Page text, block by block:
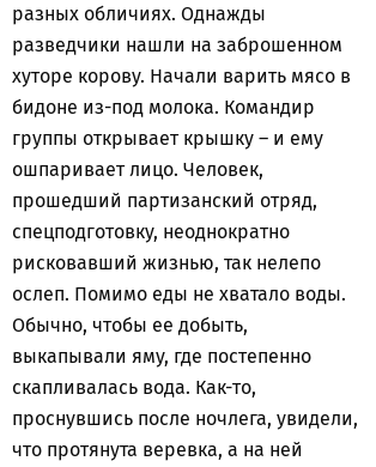
разных обличиях. Однажды
разведчики нашли на заброшенном
хуторе корову. Начали варить мясо в
бидоне из-под молока. Командир
группы открывает крышку – и ему
ошпаривает лицо. Человек,
прошедший партизанский отряд,
спецподготовку, неоднократно
рисковавший жизнью, так нелепо
ослеп. Помимо еды не хватало воды.
Обычно, чтобы ее добыть,
выкапывали яму, где постепенно
скапливалась вода. Как-то,
проснувшись после ночлега, увидели,
что протянута веревка, а на ней